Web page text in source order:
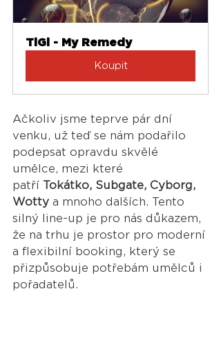
TiGi - My Remedy
Koupit
Ačkoliv jsme teprve pár dní
venku, už teď se nám podařilo
podepsat opravdu skvělé
umělce, mezi které
patří Tokátko, Subgate, Cyborg,
Wotty a mnoho dalších. Tento
silný line-up je pro nás důkazem,
že na trhu je prostor pro moderní
a flexibilní booking, který se
přizpůsobuje potřebám umělců i
pořadatelů.